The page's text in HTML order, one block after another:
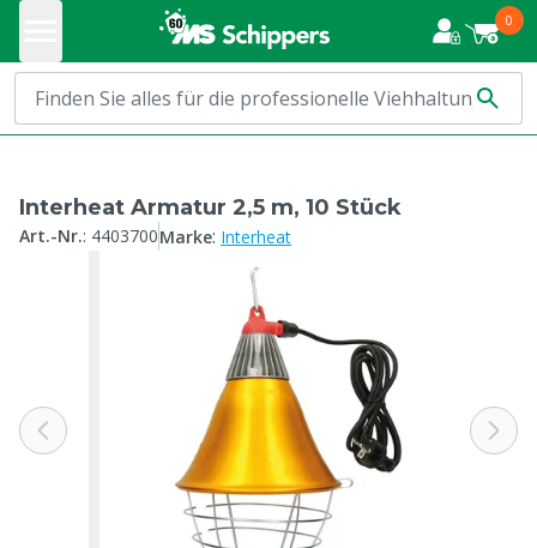
0
Interheat Armatur 2,5 m, 10 Stück
Art.-Nr.: 4403700Marke: Interheat